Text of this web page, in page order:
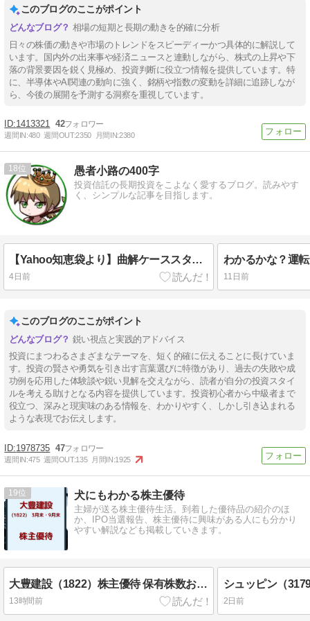
このブログのここがポイント
相場の短期と長期の動きを的確に分析
日々の株価の動きや市場のトレンドをスピーディーかつ具体的に解説して
います。国内外の出来事や経済ニュースと連動しながら、株式の上昇や下
落の背景要因を鋭く見極め、投資判断に役立つ情報を提供しています。特
に、半導体やAI関連の動向に強く、銘柄や指数の変動を詳細に追跡しなが
ら、今後の展開を予測する洞察を重視しています。
1413321 42
週間IN:480 週間OUT:2350 月間IN:2380
18 愚者小路の400字
投資信託の長期投資をこよなく愛するブログ。読みやす
く、シンプルな記事を目指します。
【Yahoo知恵袋より】曲解ケーススタディ。20代の6割が投資をするようになる未来が！？を400字で。
4日前 11日前
このブログのここがポイント
鋭い視点と実践的アドバイス
投資にまつわるさまざまなテーマを、短く的確に伝えることに長けていま
す。投資の賢さや勇気を引き出す言葉選びに特徴があり、過去の失敗や成
功例を応用した体験談や鋭い見解を交えながら、読者が自分の投資スタイ
ルを考える助けとなる内容を提供しています。投資初心者から中級者まで
役立つ、深みと現実味のある情報を、わかりやすく、しかし引き込まれる
ような表現でお伝えします。
1978735 47
週間IN:475 週間OUT:135 月間IN:1925
19 犬にもわかる株主優待
主婦が送る株主優待生活。到着した優待品の紹介のほ
か、IPO当選報告、株主優待に興味がある人にも分かり
やすい解説なども掲載していきます。
大豊建設（1822）株主優待 保有株数および保有年数に応じた額のクオカード（3月・9月末優待）
13時間前 2日前